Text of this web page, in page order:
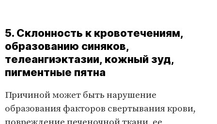
5. Склонность к кровотечениям,
образованию синяков,
телеангиэктазии, кожный зуд,
пигментные пятна
Причиной может быть нарушение
образования факторов свертывания крови,